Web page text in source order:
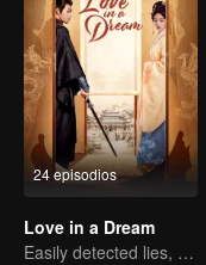
24 episodios
Love in a Dream
Easily detected lies, hard-to-find true hearts